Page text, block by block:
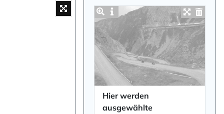
Kartenplaner maximieren
Hier werden
ausgewählte